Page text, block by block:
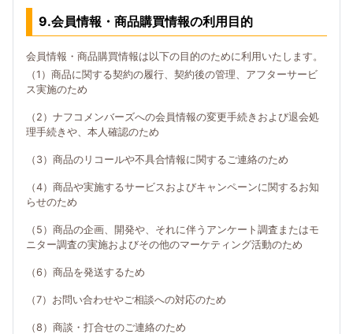
9.会員情報・商品購買情報の利用目的
会員情報・商品購買情報は以下の目的のために利用いたします。
（1）商品に関する契約の履行、契約後の管理、アフターサービ
ス実施のため
（2）ナフコメンバーズへの会員情報の変更手続きおよび退会処
理手続きや、本人確認のため
（3）商品のリコールや不具合情報に関するご連絡のため
（4）商品や実施するサービスおよびキャンペーンに関するお知
らせのため
（5）商品の企画、開発や、それに伴うアンケート調査またはモ
ニター調査の実施およびその他のマーケティング活動のため
（6）商品を発送するため
（7）お問い合わせやご相談への対応のため
（8）商談・打合せのご連絡のため